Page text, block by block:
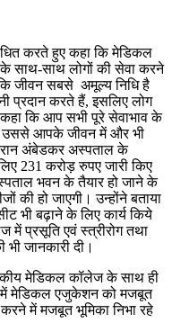
करते हुए कहा कि मेडिकल
साथ-साथ लोगों की सेवा करने
जीवन सबसे अमूल्य निधि है
प्रदान करते हैं, इसलिए लोग
कि आप सभी पूरे सेवाभाव के
उससे आपके जीवन में और भी
अंबेडकर अस्पताल के
231 करोड़ रुपए जारी किए
भवन के तैयार हो जाने के
की हो जाएगी। उन्होंने बताया
भी बढ़ाने के लिए कार्य किये
प्रसूति एवं स्त्रीरोग तथा
जानकारी दी।
मेडिकल कॉलेज के साथ ही
में मेडिकल एजुकेशन को मजबूत
में मजबूत भूमिका निभा रहे